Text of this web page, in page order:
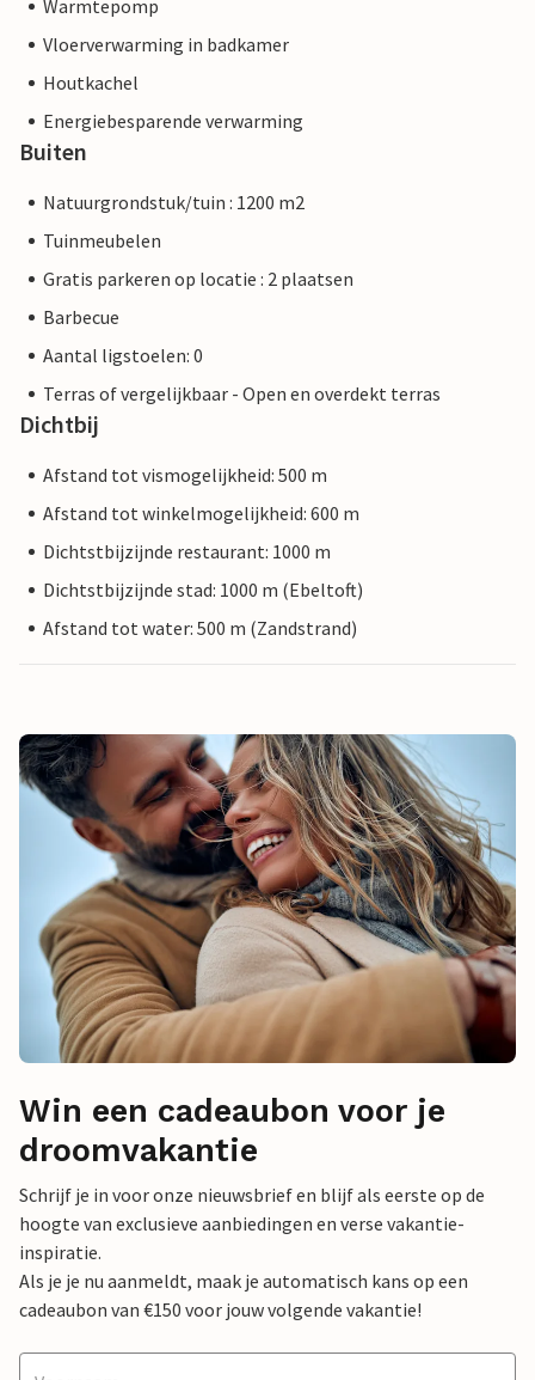
Warmtepomp
Vloerverwarming in badkamer
Houtkachel
Energiebesparende verwarming
Buiten
Natuurgrondstuk/tuin : 1200 m2
Tuinmeubelen
Gratis parkeren op locatie : 2 plaatsen
Barbecue
Aantal ligstoelen: 0
Terras of vergelijkbaar - Open en overdekt terras
Dichtbij
Afstand tot vismogelijkheid: 500 m
Afstand tot winkelmogelijkheid: 600 m
Dichtstbijzijnde restaurant: 1000 m
Dichtstbijzijnde stad: 1000 m (Ebeltoft)
Afstand tot water: 500 m (Zandstrand)
Win een cadeaubon voor je
droomvakantie
Schrijf je in voor onze nieuwsbrief en blijf als eerste op de
hoogte van exclusieve aanbiedingen en verse vakantie-
inspiratie.
Als je je nu aanmeldt, maak je automatisch kans op een
cadeaubon van €150 voor jouw volgende vakantie!